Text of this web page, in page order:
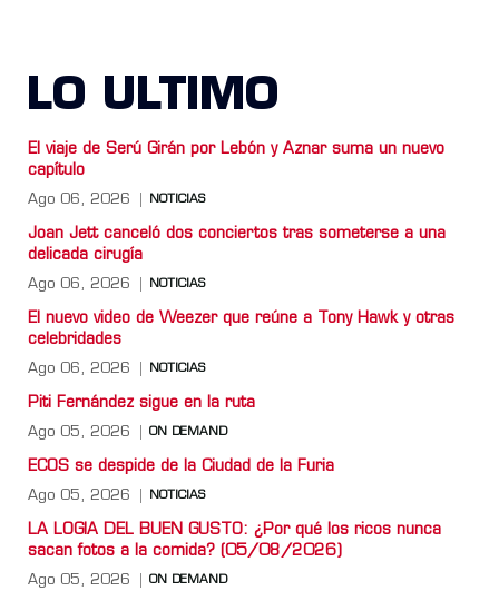
LO ULTIMO
El viaje de Serú Girán por Lebón y Aznar suma un nuevo
capítulo
Ago 06, 2026 NOTICIAS
Joan Jett canceló dos conciertos tras someterse a una
delicada cirugía
Ago 06, 2026 NOTICIAS
El nuevo video de Weezer que reúne a Tony Hawk y otras
celebridades
Ago 06, 2026 NOTICIAS
Piti Fernández sigue en la ruta
Ago 05, 2026 ON DEMAND
ECOS se despide de la Ciudad de la Furia
Ago 05, 2026 NOTICIAS
LA LOGIA DEL BUEN GUSTO: ¿Por qué los ricos nunca
sacan fotos a la comida? (05/08/2026)
Ago 05, 2026 ON DEMAND